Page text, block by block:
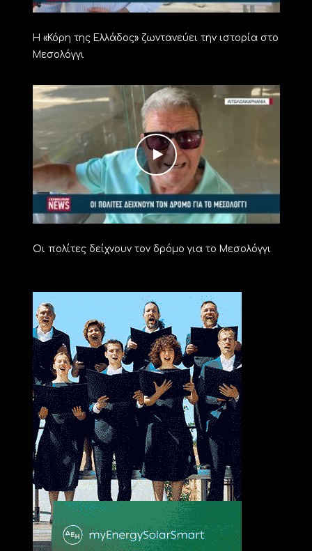
Η «Κόρη της Ελλάδος» ζωντανεύει την ιστορία στο
Μεσολόγγι
Οι πολίτες δείχνουν τον δρόμο για το Μεσολόγγι